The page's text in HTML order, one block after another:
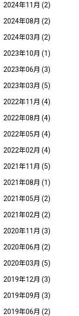
2024年11月 (2)
2024年08月 (2)
2024年03月 (2)
2023年10月 (1)
2023年06月 (3)
2023年03月 (5)
2022年11月 (4)
2022年08月 (4)
2022年05月 (4)
2022年02月 (4)
2021年11月 (5)
2021年08月 (1)
2021年05月 (2)
2021年02月 (2)
2020年11月 (3)
2020年06月 (2)
2020年03月 (5)
2019年12月 (3)
2019年09月 (3)
2019年06月 (2)